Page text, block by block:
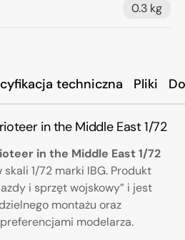
techniczna Pliki
in the Middle East 1/72
in the Middle East 1/72
1/72 marki IBG. Produkt
i sprzęt wojskowy” i jest
montażu oraz
modelarza.
0.3 kg